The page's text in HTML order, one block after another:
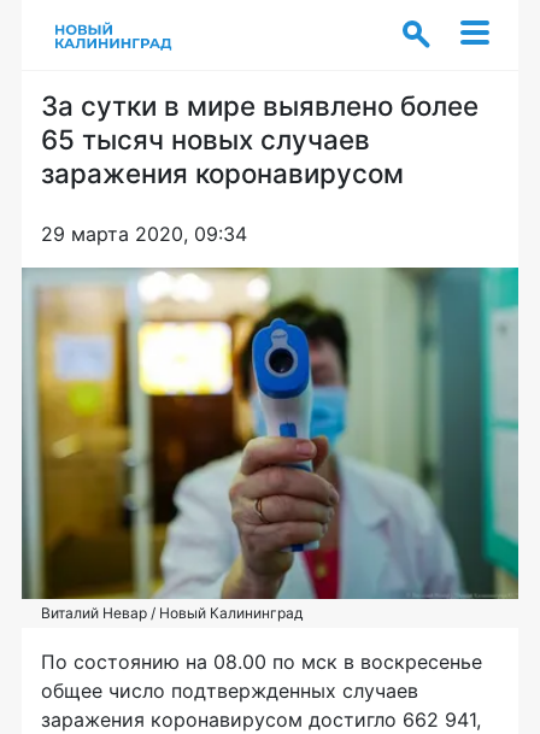
За сутки в мире выявлено более
65 тысяч новых случаев
заражения коронавирусом
29 марта 2020, 09:34
Виталий Невар / Новый Калининград
По состоянию на 08.00 по мск в воскресенье
общее число подтвержденных случаев
заражения коронавирусом достигло 662 941,